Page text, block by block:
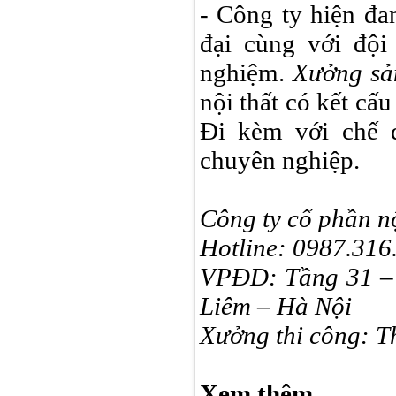
- Công ty hiện
đại cùng với
nghiệm. Xưởng
nội thất có kết
Đi kèm với chế
chuyên nghiệp.
Công ty cổ phần
Hotline:
VPĐD: Tầng 31
Liêm – Hà Nội
Xưởng thi công: